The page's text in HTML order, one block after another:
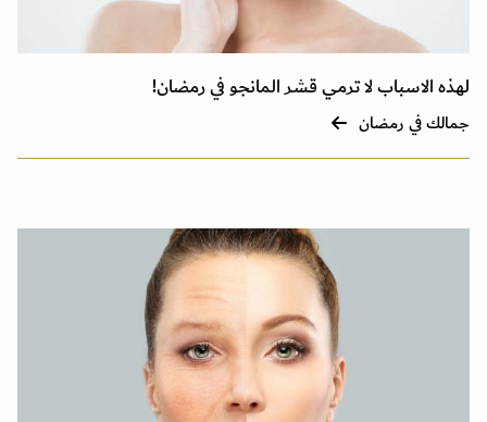
لهذه الاسباب لا ترمي قشر المانجو في رمضان!
جمالك في رمضان